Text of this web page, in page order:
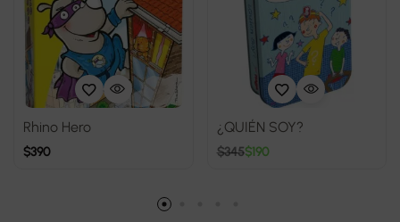
Rhino Hero
$390
¿QUIÉN SOY?
$345$190